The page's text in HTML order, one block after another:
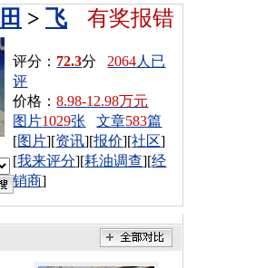
有奖报错
> 飞
评分： 72.3分 2064人已
评
价格：8.98-12.98万元
图片1029张 文章583篇
[图片][资讯][报价][社区]
[我来评分][耗油调查][经
销商]